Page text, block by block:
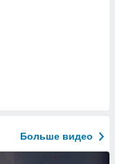
Больше видео